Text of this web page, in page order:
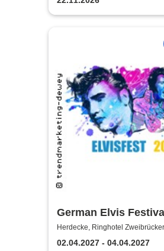
German Elvis
Herdecke, Ringhotel
02.04.2027 - 04.04.2027